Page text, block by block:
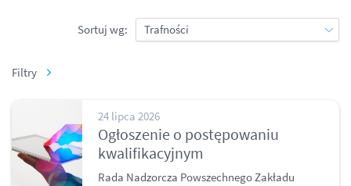
Sortuj wg:
Filtry
24 lipca 2026
Ogłoszenie o postępowaniu
kwalifikacyjnym
Rada Nadzorcza Powszechnego Zakładu